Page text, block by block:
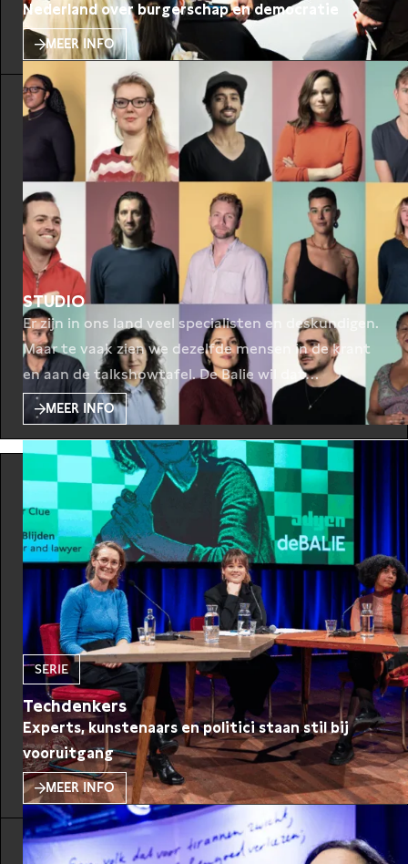
Nederland over burgerschap en democratie
MEER INFO
STUDIO
Er zijn in ons land veel specialisten en deskundigen.
Maar te vaak zien we dezelfde mensen in de krant
en aan de talkshowtafel. De Balie wil dat
veranderen: STUDIO is een op maat gemaakte
leergang van De Balie om een nieuwe generatie
deskundigen tot publieke experts op te leiden. Van
denkers tot ondernemers, van makers tot
onderzoekers. STUDIO
MEER INFO
SERIE
Techdenkers
Experts, kunstenaars en politici staan stil bij
vooruitgang
MEER INFO